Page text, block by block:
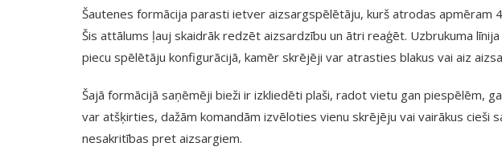
Šautenes formācija parasti ietver aizsargspēlētāju, kurš atrodas apmēram
Šis attālums ļauj skaidrāk redzēt aizsardzību un ātri reaģēt. Uzbrukuma
piecu spēlētāju konfigurācijā, kamēr skrējēji var atrasties blakus vai aiz
Šajā formācijā saņēmēji bieži ir izkliedēti plaši, radot vietu gan piespēlēm,
var atšķirties, dažām komandām izvēloties vienu skrējēju vai vairākus cieši
nesakritības pret aizsargiem.